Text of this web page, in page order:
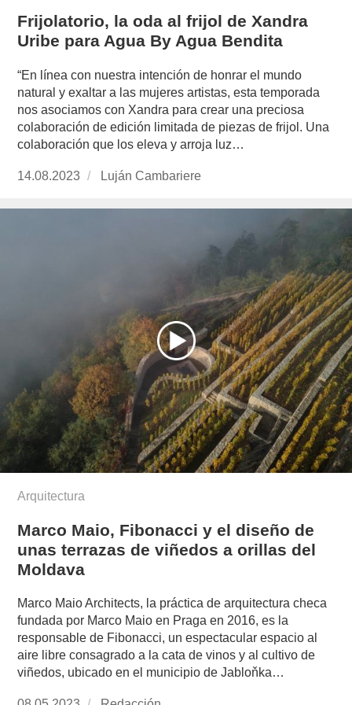
Frijolatorio, la oda al frijol de Xandra
Uribe para Agua By Agua Bendita
“En línea con nuestra intención de honrar el mundo
natural y exaltar a las mujeres artistas, esta temporada
nos asociamos con Xandra para crear una preciosa
colaboración de edición limitada de piezas de frijol. Una
colaboración que los eleva y arroja luz…
Publicado
14.08.2023
https://www.experimenta.es/author/lujan-
Luján Cambariere
Arquitectura
Marco Maio, Fibonacci y el diseño de
unas terrazas de viñedos a orillas del
Moldava
Marco Maio Architects, la práctica de arquitectura checa
fundada por Marco Maio en Praga en 2016, es la
responsable de Fibonacci, un espectacular espacio al
aire libre consagrado a la cata de vinos y al cultivo de
viñedos, ubicado en el municipio de Jabloňka…